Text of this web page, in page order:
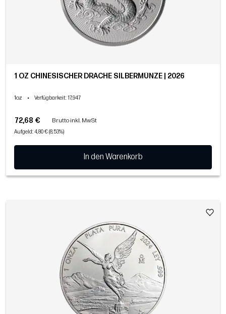
1 OZ CHINESISCHER DRACHE SILBERMÜNZE | 2026
1oz • Verfügbarkeit: 17,947
72,68 € Brutto inkl. MwSt
Aufgeld: 4,80 € (8,53%)
In den Warenkorb